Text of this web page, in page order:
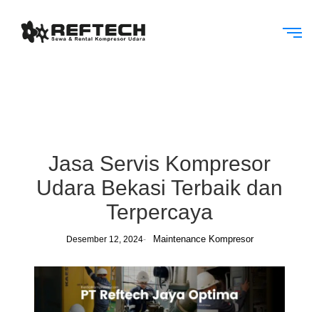
Jasa Servis Kompresor
Udara Bekasi Terbaik dan
Terpercaya
Desember 12, 2024- Maintenance Kompresor